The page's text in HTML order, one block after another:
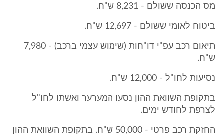
מס הכנסה ששולם - 8,231 ש"ח.
ביטוח לאומי ששולם - 12,697 ש"ח.
תיאום רכב עפ"י דו"חות (שימוש עצמי ברכב) - 7,980
ש"ח.
נסיעות לחו"ל - 12,000 ש"ח.
בתקופת השוואת ההון נסעו המערער ואשתו לחו"ל
לצרפת לחודש ימים.
החזקת רכב פרטי - 50,000 ש"ח. בתקופת השוואת ההון